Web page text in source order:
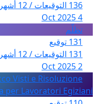
136 التوقيعات / 12 أشهر
4 Oct 2025
تظلّم
131 توقيع
131 التوقيعات / 12 أشهر
2 Oct 2025
Visti e Risoluzione
per Lavoratori Egiziani